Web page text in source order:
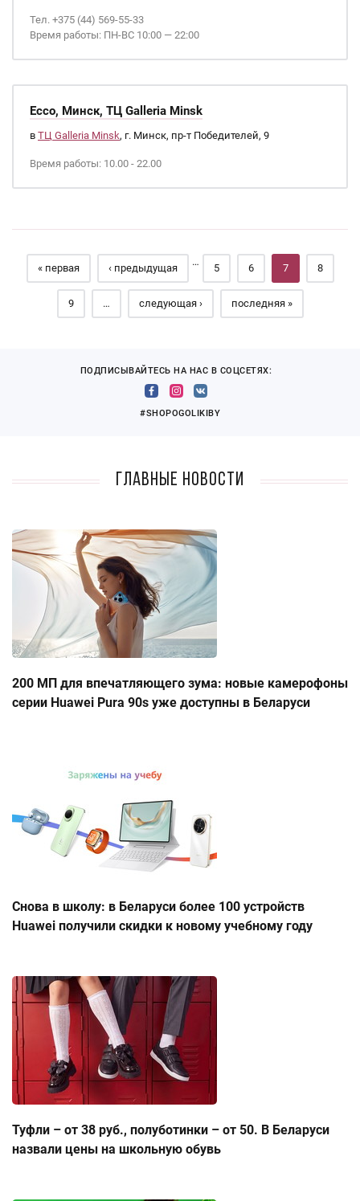
Тел. +375 (44) 569-55-33
Время работы: ПН-ВС 10:00 — 22:00
Ecco, Минск, ТЦ Galleria Minsk
в ТЦ Galleria Minsk, г. Минск, пр-т Победителей, 9
Время работы: 10.00 - 22.00
Страницы
« первая ‹ предыдущая
…
5 6 7 8
9 … следующая › последняя »
ПОДПИСЫВАЙТЕСЬ НА НАС В СОЦСЕТЯХ:
#SHOPOGOLIKIBY
Главные новости
200 МП для впечатляющего зума: новые камерофоны
серии Huawei Pura 90s уже доступны в Беларуси
Снова в школу: в Беларуси более 100 устройств
Huawei получили скидки к новому учебному году
Туфли – от 38 руб., полуботинки – от 50. В Беларуси
назвали цены на школьную обувь